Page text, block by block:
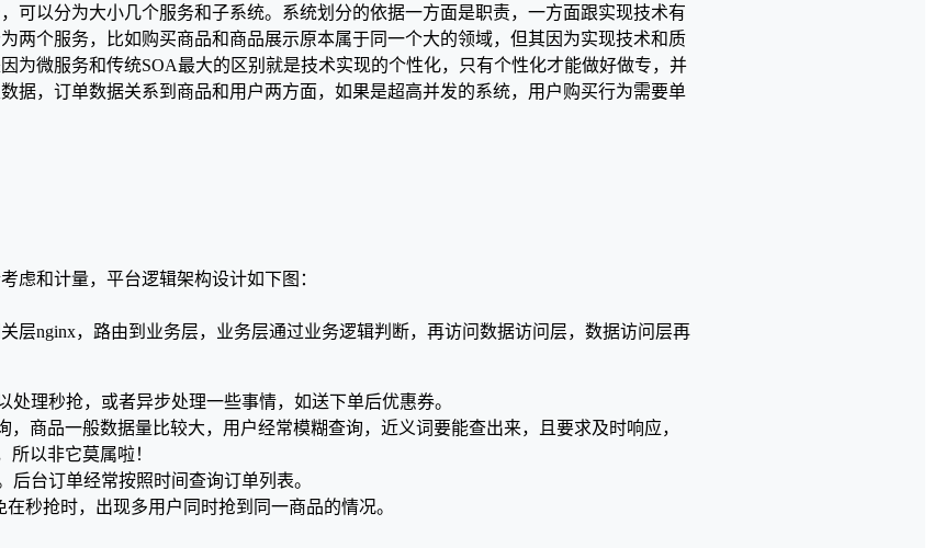
可以分为大小几个服务和子系统。系统划分的依据一方面是职责，一方面跟实现技术有
两个服务，比如购买商品和商品展示原本属于同一个大的领域，但其因为实现技术和质
为微服务和传统SOA最大的区别就是技术实现的个性化，只有个性化才能做好做专，并
据，订单数据关系到商品和用户两方面，如果是超高并发的系统，用户购买行为需要单
虑和计量，平台逻辑架构设计如下图：
层nginx，路由到业务层，业务层通过业务逻辑判断，再访问数据访问层，数据访问层再
处理秒抢，或者异步处理一些事情，如送下单后优惠券。
，商品一般数据量比较大，用户经常模糊查询，近义词要能查出来，且要求及时响应，
所以非它莫属啦！
后台订单经常按照时间查询订单列表。
秒抢时，出现多用户同时抢到同一商品的情况。